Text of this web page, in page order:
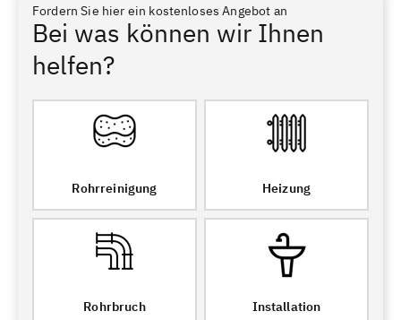
Fordern Sie hier ein kostenloses Angebot an
Bei was können wir Ihnen
helfen?
Rohrreinigung Heizung
Rohrbruch Installation